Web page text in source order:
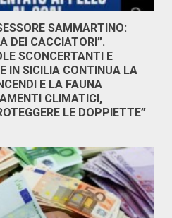
SAMMARTINO:
DEI CACCIATORI”.
SCONCERTANTI E
IN SICILIA CONTINUA LA
E LA FAUNA
CLIMATICI,
LE DOPPIETTE”